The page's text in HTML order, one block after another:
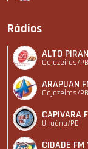
Rádios
ALTO
Cajazeiras/PB
ARAPUAN
Cajazeiras/PB
CAPIVARA
Uiraúna/PB
CIDADE